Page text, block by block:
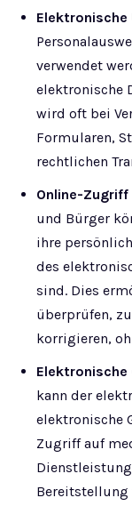
verwendet
elektronische
wird oft bei
Formularen,
rechtlichen
Online-
und Bürger
ihre
des
sind. Dies
überprüfen,
korrigieren,
kann der
elektronische
Zugriff auf
Bereitstellung